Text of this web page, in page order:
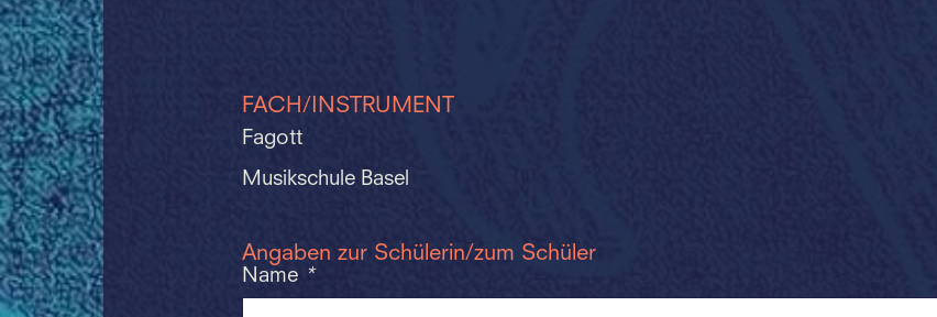
FACH/INSTRUMENT
Fagott
Musikschule Basel
Angaben zur Schülerin/zum Schüler
Name *